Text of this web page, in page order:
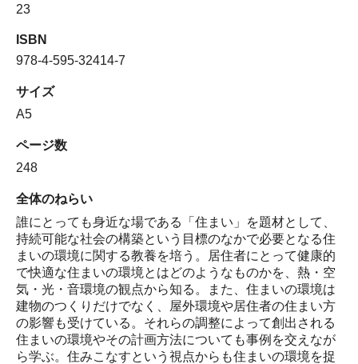
23
ISBN
978-4-595-32414-7
サイズ
A5
ページ数
248
全体のねらい
誰にとっても身近な場である「住まい」を題材として、
持続可能な社会の構築という目標のなかで必要となる住
まいの環境に関する教養を培う。居住者にとって健康的
で快適な住まいの環境とはどのようなものかを、熱・空
気・光・音環境の観点から知る。また、住まいの環境は
建物のつくりだけでなく、屋外環境や居住者の住まい方
の影響も受けている。それらの調整によって創出される
住まいの環境やその計画方法についても事例を交えなが
ら学ぶ。住みこなすという視点からも住まいの環境を捉